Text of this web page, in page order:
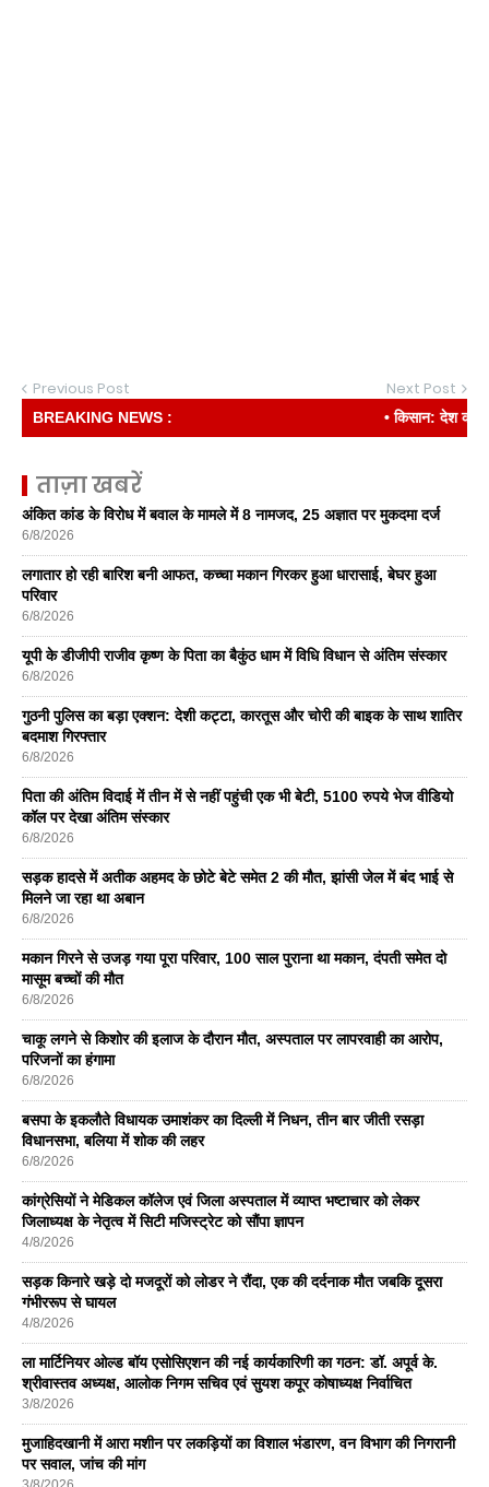
Previous Post Next Post
BREAKING NEWS : • किसान: देश की रीढ़
ताज़ा खबरें
अंकित कांड के विरोध में बवाल के मामले में 8 नामजद, 25 अज्ञात पर मुकदमा दर्ज
6/8/2026
लगातार हो रही बारिश बनी आफत, कच्चा मकान गिरकर हुआ धारासाई, बेघर हुआ
परिवार
6/8/2026
यूपी के डीजीपी राजीव कृष्ण के पिता का बैकुंठ धाम में विधि विधान से अंतिम संस्कार
6/8/2026
गुठनी पुलिस का बड़ा एक्शन: देशी कट्टा, कारतूस और चोरी की बाइक के साथ शातिर
बदमाश गिरफ्तार
6/8/2026
पिता की अंतिम विदाई में तीन में से नहीं पहुंची एक भी बेटी, 5100 रुपये भेज वीडियो
कॉल पर देखा अंतिम संस्कार
6/8/2026
सड़क हादसे में अतीक अहमद के छोटे बेटे समेत 2 की मौत, झांसी जेल में बंद भाई से
मिलने जा रहा था अबान
6/8/2026
मकान गिरने से उजड़ गया पूरा परिवार, 100 साल पुराना था मकान, दंपती समेत दो
मासूम बच्चों की मौत
6/8/2026
चाकू लगने से किशोर की इलाज के दौरान मौत, अस्पताल पर लापरवाही का आरोप,
परिजनों का हंगामा
6/8/2026
बसपा के इकलाैते विधायक उमाशंकर का दिल्ली में निधन, तीन बार जीती रसड़ा
विधानसभा, बलिया में शोक की लहर
6/8/2026
कांग्रेसियों ने मेडिकल कॉलेज एवं जिला अस्पताल में व्याप्त भष्टाचार को लेकर
जिलाध्यक्ष के नेतृत्व में सिटी मजिस्ट्रेट को सौंपा ज्ञापन
4/8/2026
सड़क किनारे खड़े दो मजदूरों को लोडर ने रौंदा, एक की दर्दनाक मौत जबकि दूसरा
गंभीररूप से घायल
4/8/2026
ला मार्टिनियर ओल्ड बॉय एसोसिएशन की नई कार्यकारिणी का गठन: डॉ. अपूर्व के.
श्रीवास्तव अध्यक्ष, आलोक निगम सचिव एवं सुयश कपूर कोषाध्यक्ष निर्वाचित
3/8/2026
मुजाहिदखानी में आरा मशीन पर लकड़ियों का विशाल भंडारण, वन विभाग की निगरानी
पर सवाल, जांच की मांग